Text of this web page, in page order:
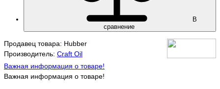
В
сравнение
Продавец товара: Hubber
Производитель: Craft Oil
Важная информация о товаре!
Важная информация о товаре!